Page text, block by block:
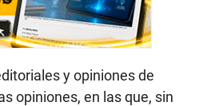
y opiniones de
opiniones, en las que, sin